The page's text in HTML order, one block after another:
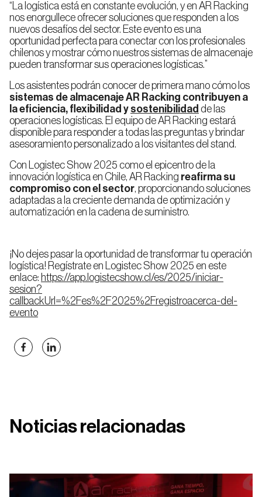
Estanterías
de
Bases
Móviles
Estanterías
Dinámicas
(FIFO)
Estanterías
(LIFO)
Estantería
Liviana
“La logística está en constante evolución, y en AR Racking
nos enorgullece ofrecer soluciones que responden a los
nuevos desafíos del sector. Este evento es una
oportunidad perfecta para conectar con los profesionales
chilenos y mostrar cómo nuestros sistemas de almacenaje
pueden transformar sus operaciones logísticas.”
Los asistentes podrán conocer de primera mano cómo los
sistemas de almacenaje AR Racking contribuyen a
la eficiencia, flexibilidad y sostenibilidad de las
operaciones logísticas. El equipo de AR Racking estará
disponible para responder a todas las preguntas y brindar
asesoramiento personalizado a los visitantes del stand.
Con Logistec Show 2025 como el epicentro de la
innovación logística en Chile, AR Racking reafirma su
compromiso con el sector, proporcionando soluciones
adaptadas a la creciente demanda de optimización y
automatización en la cadena de suministro.
¡No dejes pasar la oportunidad de transformar tu operación
logística! Regístrate en Logistec Show 2025 en este
enlace: https://app.logistecshow.cl/es/2025/iniciar-
sesion?
callbackUrl=%2Fes%2F2025%2Fregistroacerca-del-
evento
Noticias relacionadas